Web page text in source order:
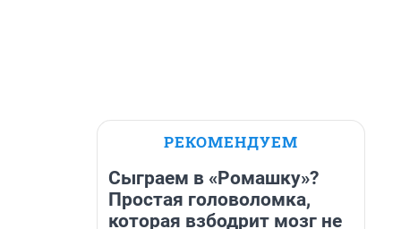
РЕКОМЕНДУЕМ
Сыграем в «Ромашку»?
Простая головоломка,
которая взбодрит мозг не